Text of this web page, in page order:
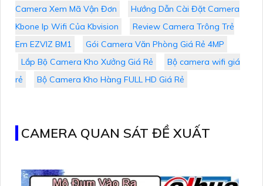
Camera Xem Mã Vận Đơn
Hướng Dẫn Cài Đặt Camera
Kbone Ip Wifi Của Kbvision
Review Camera Trông Trẻ
Em EZVIZ BM1
Gói Camera Văn Phòng Giá Rẻ 4MP
Lắp Bộ Camera Kho Xưởng Giá Rẻ
Bộ camera wifi giá
rẻ
Bộ Camera Kho Hàng FULL HD Giá Rẻ
CAMERA QUAN SÁT ĐỀ XUẤT